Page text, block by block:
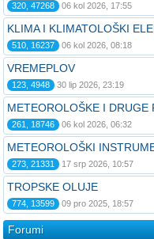
320, 47268 06 kol 2026, 17:55
KLIMA I KLIMATOLOŠKI
510, 16237 06 kol 2026, 08:18
VREMEPLOV
123, 4948 30 lip 2026, 23:19
METEOROLOŠKE I DRUGE
261, 18746 06 kol 2026, 06:32
METEOROLOŠKI
273, 21331 17 srp 2026, 10:57
TROPSKE OLUJE
774, 13599 09 pro 2025, 18:57
Forumi